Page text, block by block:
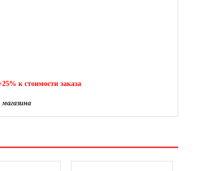
к стоимости заказа